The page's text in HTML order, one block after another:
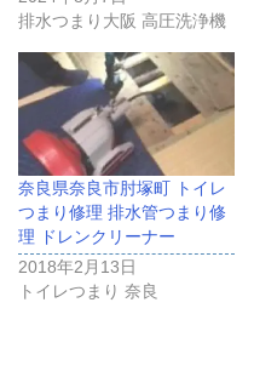
排水つまり大阪 高圧洗浄機
奈良県奈良市肘塚町 トイレ
つまり修理 排水管つまり修
理 ドレンクリーナー
2018年2月13日
トイレつまり 奈良